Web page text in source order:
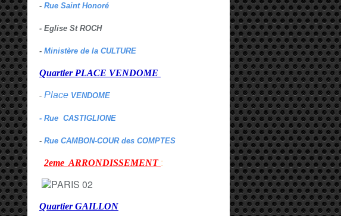
- Rue Saint Honoré
- Eglise St ROCH
- Ministère de la CULTURE
Quartier PLACE VENDOME
- Place VENDOME
- Rue CASTIGLIONE
- Rue CAMBON-COUR des COMPTES
2eme ARRONDISSEMENT :
Quartier GAILLON